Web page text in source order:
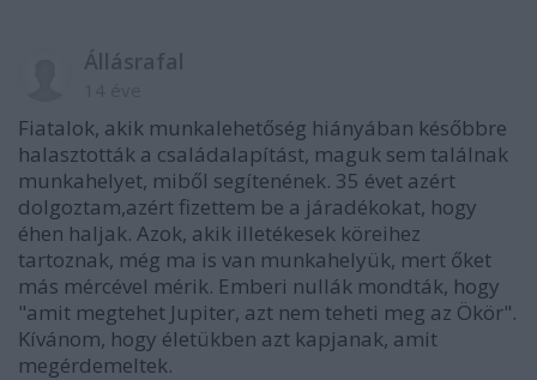
Állásrafal
Fiatalok, akik munkalehetőség hiányában későbbre
halasztották a családalapítást, maguk sem találnak
munkahelyet, miből segítenének. 35 évet azért
dolgoztam,azért fizettem be a járadékokat, hogy
éhen haljak. Azok, akik illetékesek köreihez
tartoznak, még ma is van munkahelyük, mert őket
más mércével mérik. Emberi nullák mondták, hogy
"amit megtehet Jupiter, azt nem teheti meg az Ökör".
Kívánom, hogy életükben azt kapjanak, amit
megérdemeltek.